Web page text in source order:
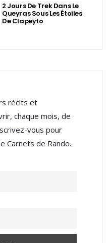
2 Jours De Trek Dans Le
Queyras Sous Les Étoiles
De Clapeyto
récits et
chaque mois, de
vous pour
Carnets de Rando.